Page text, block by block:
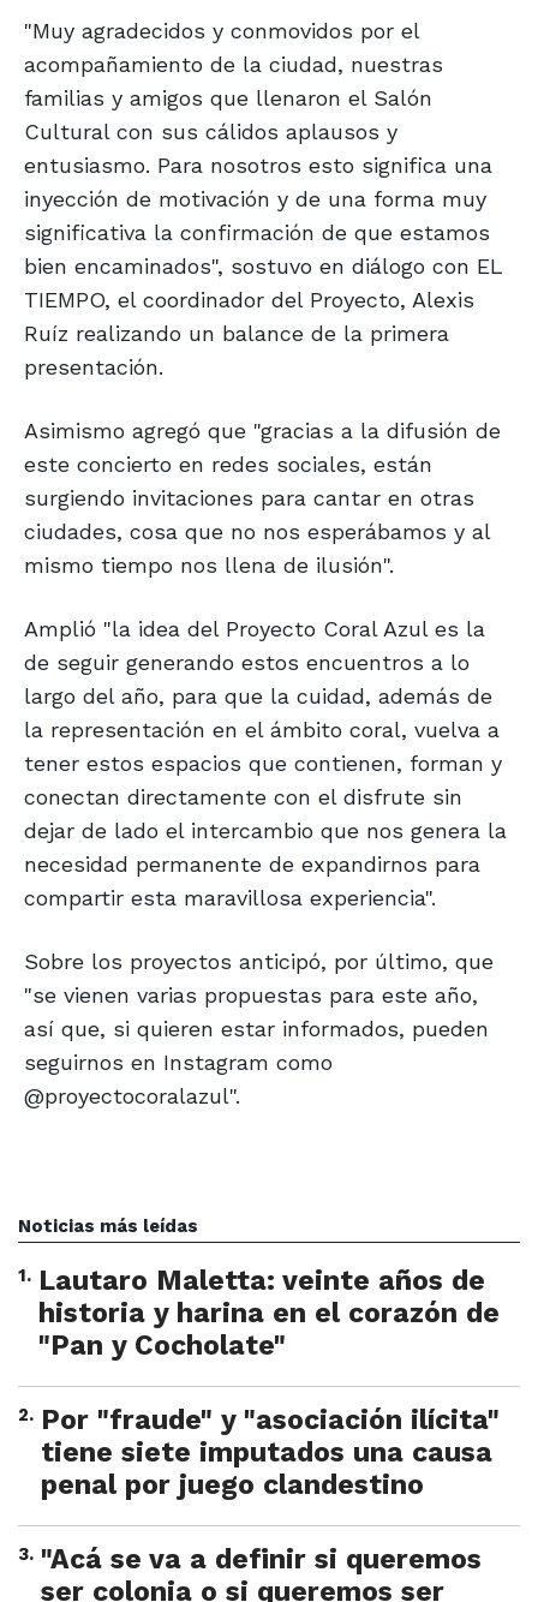
"Muy agradecidos y conmovidos por el
acompañamiento de la ciudad, nuestras
familias y amigos que llenaron el Salón
Cultural con sus cálidos aplausos y
entusiasmo. Para nosotros esto significa una
inyección de motivación y de una forma muy
significativa la confirmación de que estamos
bien encaminados", sostuvo en diálogo con EL
TIEMPO, el coordinador del Proyecto, Alexis
Ruíz realizando un balance de la primera
presentación.
Asimismo agregó que "gracias a la difusión de
este concierto en redes sociales, están
surgiendo invitaciones para cantar en otras
ciudades, cosa que no nos esperábamos y al
mismo tiempo nos llena de ilusión".
Amplió "la idea del Proyecto Coral Azul es la
de seguir generando estos encuentros a lo
largo del año, para que la cuidad, además de
la representación en el ámbito coral, vuelva a
tener estos espacios que contienen, forman y
conectan directamente con el disfrute sin
dejar de lado el intercambio que nos genera la
necesidad permanente de expandirnos para
compartir esta maravillosa experiencia".
Sobre los proyectos anticipó, por último, que
"se vienen varias propuestas para este año,
así que, si quieren estar informados, pueden
seguirnos en Instagram como
@proyectocoralazul".
Noticias más leídas
1. Lautaro Maletta: veinte años de
historia y harina en el corazón de
"Pan y Cocholate"
2. Por "fraude" y "asociación ilícita"
tiene siete imputados una causa
penal por juego clandestino
3. "Acá se va a definir si queremos
ser colonia o si queremos ser